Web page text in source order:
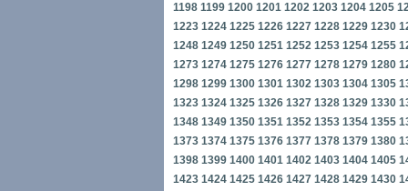
1198 1199 1200 1201 1202 1203 1204 1205
1223 1224 1225 1226 1227 1228 1229 1230
1248 1249 1250 1251 1252 1253 1254 1255
1273 1274 1275 1276 1277 1278 1279 1280
1298 1299 1300 1301 1302 1303 1304 1305
1323 1324 1325 1326 1327 1328 1329 1330
1348 1349 1350 1351 1352 1353 1354 1355
1373 1374 1375 1376 1377 1378 1379 1380
1398 1399 1400 1401 1402 1403 1404 1405
1423 1424 1425 1426 1427 1428 1429 1430